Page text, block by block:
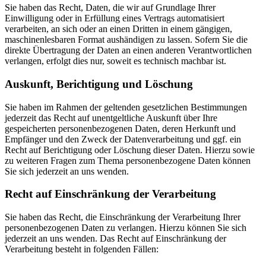
Sie haben das Recht, Daten, die wir auf Grundlage Ihrer
Einwilligung oder in Erfüllung eines Vertrags automatisiert
verarbeiten, an sich oder an einen Dritten in einem gängigen,
maschinenlesbaren Format aushändigen zu lassen. Sofern Sie die
direkte Übertragung der Daten an einen anderen Verantwortlichen
verlangen, erfolgt dies nur, soweit es technisch machbar ist.
Auskunft, Berichtigung und Löschung
Sie haben im Rahmen der geltenden gesetzlichen Bestimmungen
jederzeit das Recht auf unentgeltliche Auskunft über Ihre
gespeicherten personenbezogenen Daten, deren Herkunft und
Empfänger und den Zweck der Datenverarbeitung und ggf. ein
Recht auf Berichtigung oder Löschung dieser Daten. Hierzu sowie
zu weiteren Fragen zum Thema personenbezogene Daten können
Sie sich jederzeit an uns wenden.
Recht auf Einschränkung der Verarbeitung
Sie haben das Recht, die Einschränkung der Verarbeitung Ihrer
personenbezogenen Daten zu verlangen. Hierzu können Sie sich
jederzeit an uns wenden. Das Recht auf Einschränkung der
Verarbeitung besteht in folgenden Fällen: